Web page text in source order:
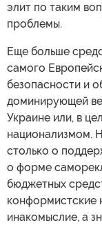
элит по таким
проблемы.
Еще больше
самого
безопасности и
доминирующей
Украине или, в
национализмом.
столько о
о форме
бюджетных
конформистские
инакомыслие, а